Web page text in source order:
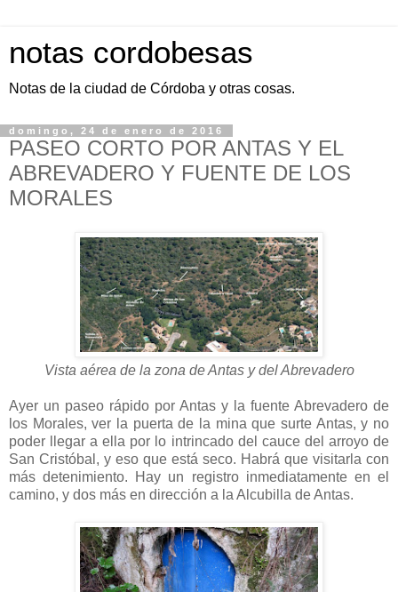
notas cordobesas
Notas de la ciudad de Córdoba y otras cosas.
domingo, 24 de enero de 2016
PASEO CORTO POR ANTAS Y EL
ABREVADERO Y FUENTE DE LOS
MORALES
Vista aérea de la zona de Antas y del Abrevadero
Ayer un paseo rápido por Antas y la fuente Abrevadero de
los Morales, ver la puerta de la mina que surte Antas, y no
poder llegar a ella por lo intrincado del cauce del arroyo de
San Cristóbal, y eso que está seco. Habrá que visitarla con
más detenimiento. Hay un registro inmediatamente en el
camino, y dos más en dirección a la Alcubilla de Antas.